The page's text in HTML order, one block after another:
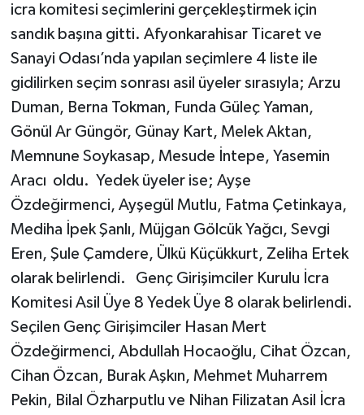
icra komitesi seçimlerini gerçekleştirmek için
sandık başına gitti. Afyonkarahisar Ticaret ve
Sanayi Odası’nda yapılan seçimlere 4 liste ile
gidilirken seçim sonrası asil üyeler sırasıyla; Arzu
Duman, Berna Tokman, Funda Güleç Yaman,
Gönül Ar Güngör, Günay Kart, Melek Aktan,
Memnune Soykasap, Mesude İntepe, Yasemin
Aracı oldu. Yedek üyeler ise; Ayşe
Özdeğirmenci, Ayşegül Mutlu, Fatma Çetinkaya,
Mediha İpek Şanlı, Müjgan Gölcük Yağcı, Sevgi
Eren, Şule Çamdere, Ülkü Küçükkurt, Zeliha Ertek
olarak belirlendi. Genç Girişimciler Kurulu İcra
Komitesi Asil Üye 8 Yedek Üye 8 olarak belirlendi.
Seçilen Genç Girişimciler Hasan Mert
Özdeğirmenci, Abdullah Hocaoğlu, Cihat Özcan,
Cihan Özcan, Burak Aşkın, Mehmet Muharrem
Pekin, Bilal Özharputlu ve Nihan Filizatan Asil İcra